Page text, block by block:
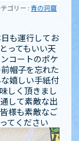
ゴリー :青の洞窟
も運行してお
ってもいい天
コートのポケ
帽子を忘れた
嬉しい手紙付
しく頂きまし
して素敵な出
様も素敵なご
てください